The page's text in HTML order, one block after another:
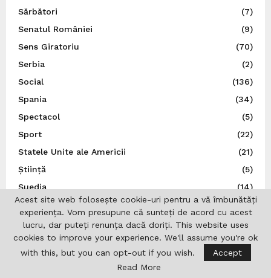
Sărbători
(7)
Senatul României
(9)
Sens Giratoriu
(70)
Serbia
(2)
Social
(136)
Spania
(34)
Spectacol
(5)
Sport
(22)
Statele Unite ale Americii
(21)
Știință
(5)
Suedia
(14)
Ţările de Jos
(7)
Teatru
(22)
Traducător autorizat
(1)
Turcia
(3)
Acest site web folosește cookie-uri pentru a vă îmbunătăți
experiența. Vom presupune că sunteți de acord cu acest
lucru, dar puteți renunța dacă doriți. This website uses
cookies to improve your experience. We'll assume you're ok
with this, but you can opt-out if you wish.
Accept
Read More